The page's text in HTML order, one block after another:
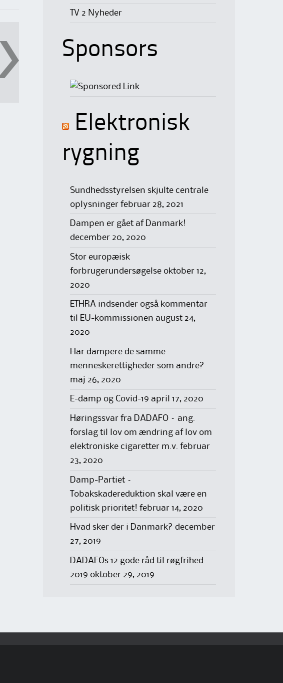
TV 2 Nyheder
Sponsors
Elektronisk
rygning
Sundhedsstyrelsen skjulte centrale
oplysninger februar 28, 2021
Dampen er gået af Danmark!
december 20, 2020
Stor europæisk
forbrugerundersøgelse oktober 12,
2020
ETHRA indsender også kommentar
til EU-kommissionen august 24,
2020
Har dampere de samme
menneskerettigheder som andre?
maj 26, 2020
E-damp og Covid-19 april 17, 2020
Høringssvar fra DADAFO – ang.
forslag til lov om ændring af lov om
elektroniske cigaretter m.v. februar
23, 2020
Damp-Partiet –
Tobakskadereduktion skal være en
politisk prioritet! februar 14, 2020
Hvad sker der i Danmark? december
27, 2019
DADAFOs 12 gode råd til røgfrihed
2019 oktober 29, 2019